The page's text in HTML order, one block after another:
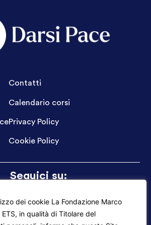
dei cookie La Fondazione Marco
in qualità di Titolare del
Contatti
Calendario corsi
Privacy Policy
Cookie Policy
Seguici su: